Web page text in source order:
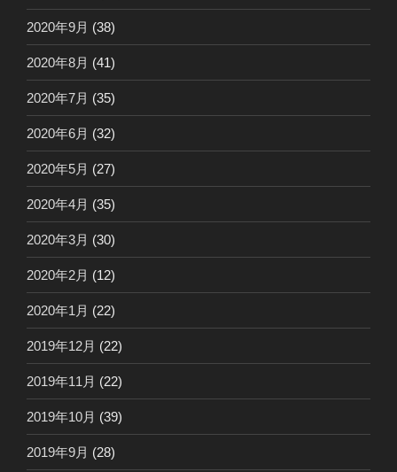
2020年9月 (38)
2020年8月 (41)
2020年7月 (35)
2020年6月 (32)
2020年5月 (27)
2020年4月 (35)
2020年3月 (30)
2020年2月 (12)
2020年1月 (22)
2019年12月 (22)
2019年11月 (22)
2019年10月 (39)
2019年9月 (28)